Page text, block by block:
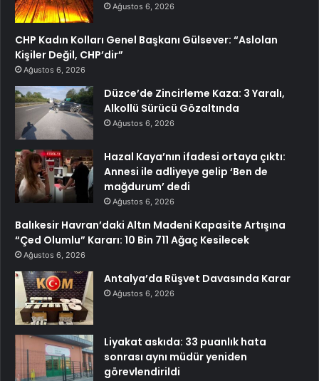
Ağustos 6, 2026
CHP Kadın Kolları Genel Başkanı Gülsever: “Aslolan
Kişiler Değil, CHP’dir”
Ağustos 6, 2026
Düzce’de Zincirleme Kaza: 3 Yaralı,
Alkollü Sürücü Gözaltında
Ağustos 6, 2026
Hazal Kaya’nın ifadesi ortaya çıktı:
Annesi ile adliyeye gelip ‘Ben de
mağdurum’ dedi
Ağustos 6, 2026
Balıkesir Havran’daki Altın Madeni Kapasite Artışına
“Çed Olumlu” Kararı: 10 Bin 711 Ağaç Kesilecek
Ağustos 6, 2026
Antalya’da Rüşvet Davasında Karar
Ağustos 6, 2026
Liyakat askıda: 33 puanlık hata
sonrası aynı müdür yeniden
görevlendirildi